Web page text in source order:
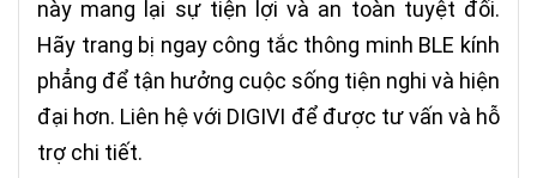
này mang lại sự tiện lợi và an toàn tuyệt đối.
Hãy trang bị ngay công tắc thông minh BLE kính
phẳng để tận hưởng cuộc sống tiện nghi và hiện
đại hơn. Liên hệ với DIGIVI để được tư vấn và hỗ
trợ chi tiết.